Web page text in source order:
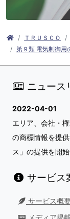
ＴＲＵＳＣＯ
第９類 電気制御用
ニュース
2022-04-01
エリア、会社・
の商標情報を提
ス」の提供を開始
サービス
サービス概